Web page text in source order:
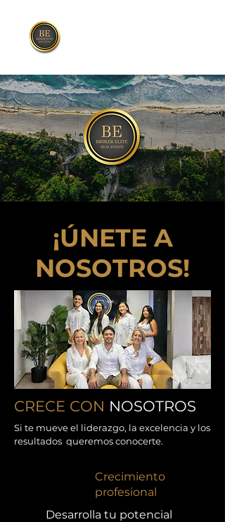
¡​ÚNETE A
NOSOTROS!
CRECE CON NOSOTROS
​Si te mueve el liderazgo, la excelencia y los
resultados queremos conocerte.
Crecimiento
profesional
Desarrolla tu potencial